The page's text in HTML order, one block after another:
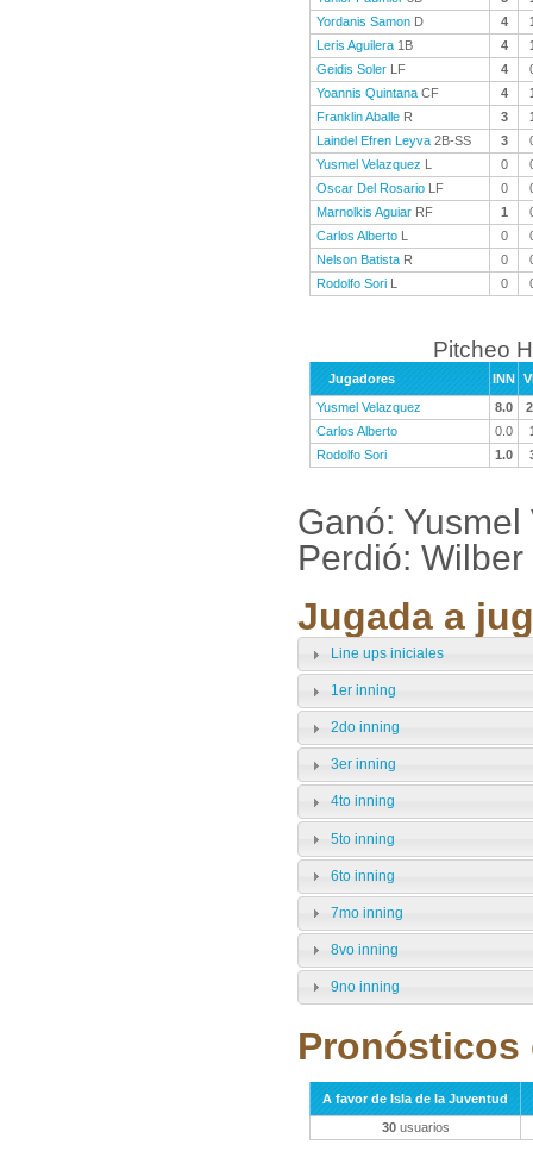
Yordanis Samon D 4
Leris Aguilera 1B 4
Geidis Soler LF 4
Yoannis Quintana CF 4
Franklin Aballe R 3
Laindel Efren Leyva 2B-SS 3
Yusmel Velazquez L 0
Oscar Del Rosario LF 0
Marnolkis Aguiar RF 1
Carlos Alberto L 0
Nelson Batista R 0
Rodolfo Sori L 0
Pitcheo
Jugadores INN
Yusmel Velazquez
8.0
Carlos Alberto
0.0
Rodolfo Sori
1.0
Ganó:
Perdió:
Jugada a
Line ups iniciales
1er inning
2do inning
3er inning
4to inning
5to inning
6to inning
7mo inning
8vo inning
9no inning
Pronósticos
A favor de Isla de la Juventud
30usuarios